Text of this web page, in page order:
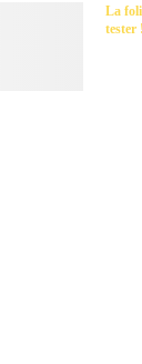
La
tester !